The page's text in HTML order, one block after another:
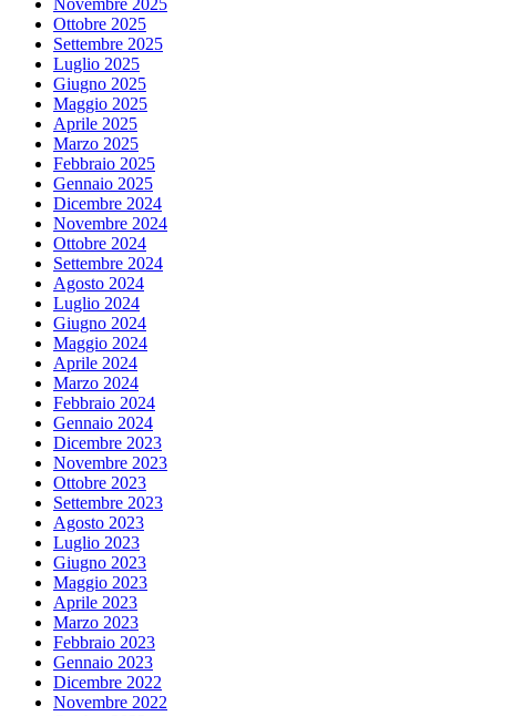
Ottobre 2025
Settembre 2025
Luglio 2025
Giugno 2025
Maggio 2025
Aprile 2025
Marzo 2025
Febbraio 2025
Gennaio 2025
Dicembre 2024
Novembre 2024
Ottobre 2024
Settembre 2024
Agosto 2024
Luglio 2024
Giugno 2024
Maggio 2024
Aprile 2024
Marzo 2024
Febbraio 2024
Gennaio 2024
Dicembre 2023
Novembre 2023
Ottobre 2023
Settembre 2023
Agosto 2023
Luglio 2023
Giugno 2023
Maggio 2023
Aprile 2023
Marzo 2023
Febbraio 2023
Gennaio 2023
Dicembre 2022
Novembre 2022